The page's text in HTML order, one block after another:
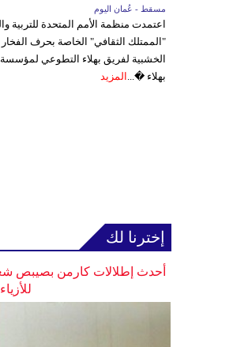
مسقط - عُمان اليوم
اعتمدت منظمة الأمم المتحدة للتربية
"الممتلك الثقافي" الخاصة بحرف
الخشبية لفريق بهلاء التطوعي
بهلاء �... المزيد
إخترنا لك
أحدث إطلالات كارمن بصيبص
للأزياء